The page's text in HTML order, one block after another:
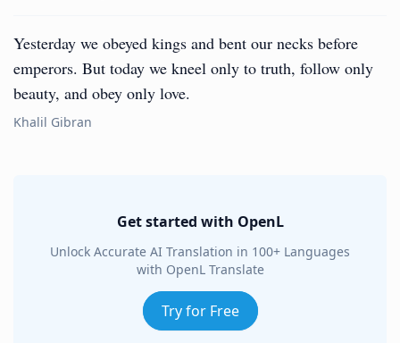
Yesterday we obeyed kings and bent our necks before
emperors. But today we kneel only to truth, follow only
beauty, and obey only love.
Khalil Gibran
Get started with OpenL
Unlock Accurate AI Translation in 100+ Languages
with OpenL Translate
Try for Free